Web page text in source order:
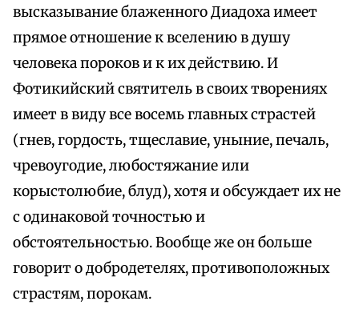
высказывание блаженного Диадоха имеет
прямое отношение к вселению в душу
человека пороков и к их действию. И
Фотикийский святитель в своих творениях
имеет в виду все восемь главных страстей
(гнев, гордость, тщеславие, уныние, печаль,
чревоугодие, любостяжание или
корыстолюбие, блуд), хотя и обсуждает их не
с одинаковой точностью и
обстоятельностью. Вообще же он больше
говорит о добродетелях, противоположных
страстям, порокам.